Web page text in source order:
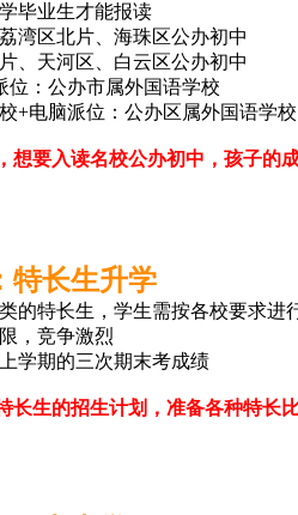
毕业生才能报读
湾区北片、海珠区公办初中
、天河区、白云区公办初中
：公办市属外国语学校
+电脑派位：公办区属外国语学校
想要入读名校公办初中，孩子的
特长生升学
的特长生，学生需按各校要求进
，竞争激烈
学期的三次期末考成绩
长生的招生计划，准备各种特长比